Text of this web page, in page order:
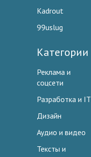
Kadrout
99uslug
Категории
Реклама и
соцсети
Разработка и IT
Дизайн
Аудио и видео
Тексты и